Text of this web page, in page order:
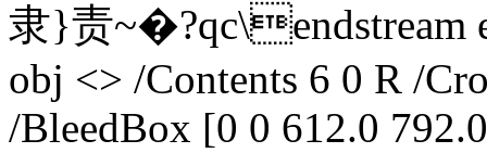
隶}责~�?qc\endstream
obj <> /Contents 6 0 R /
/BleedBox [0 0 612.0